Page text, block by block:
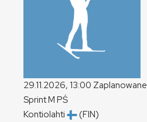
29.11.2026, 13:00 Zaplanowane
SprintM PŚ
Kontiolahti
(FIN)